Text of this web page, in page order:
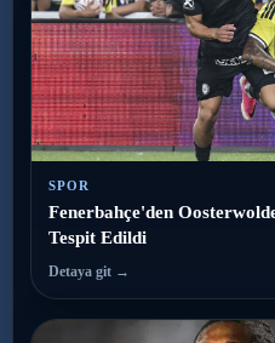
SPOR
Fenerbahçe'den
Tespit Edildi
Detaya git →